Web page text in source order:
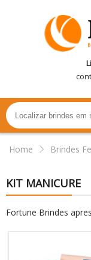
Home Brindes
KIT MANICURE
Fortune Brindes